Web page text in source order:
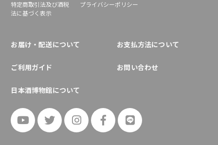
特定商取引法及び酒税
法に基づく表示
プライバシーポリシー
お届け・配送について お支払方法について
ご利用ガイド お問い合わせ
日本酒博物館について